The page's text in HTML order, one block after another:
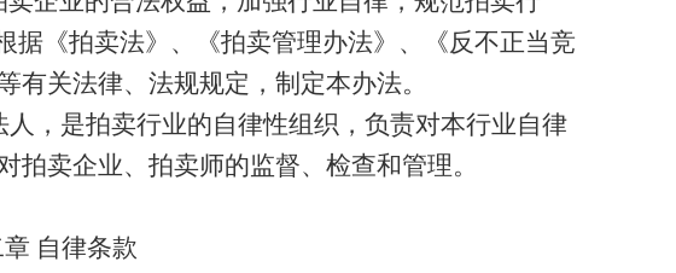
据《拍卖法》、《拍卖管理办法》、《反不正当竞
关法律、法规规定，制定本办法。
，是拍卖行业的自律性组织，负责对本行业自律
卖企业、拍卖师的监督、检查和管理。
自律条款